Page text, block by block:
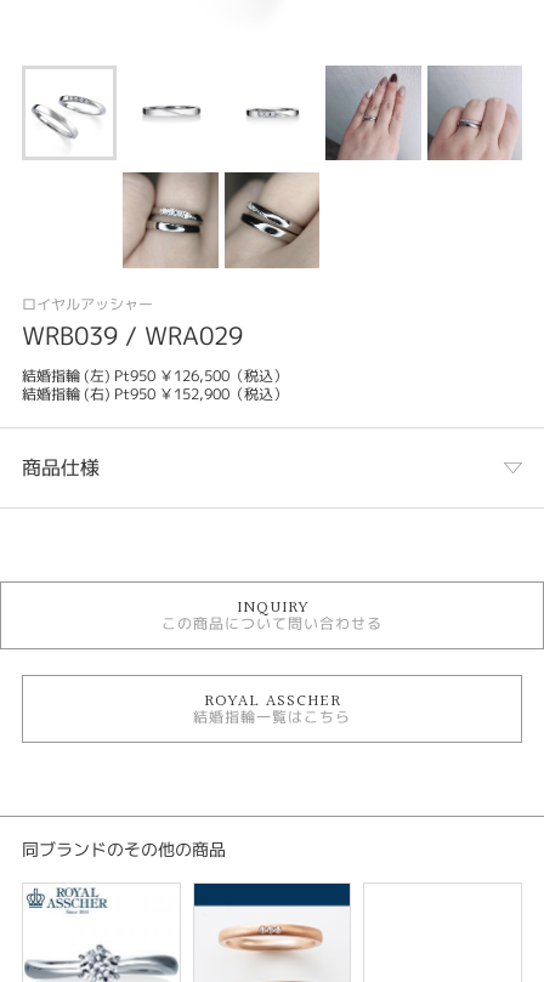
ロイヤルアッシャー
WRB039 / WRA029
結婚指輪 (左) Pt950 ￥126,500（税込）
結婚指輪 (右) Pt950 ￥152,900（税込）
商品仕様
結婚指輪
結婚指輪シンプル
人気ブランド結婚指輪
結婚指輪 3～7石
テイスト
レディース
INQUIRY
この商品について問い合わせる
ROYAL ASSCHER
結婚指輪一覧はこちら
同ブランドのその他の商品